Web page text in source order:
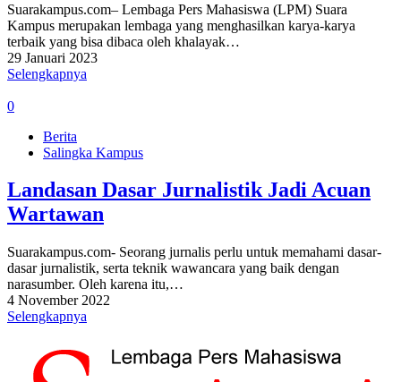
Suarakampus.com– Lembaga Pers Mahasiswa (LPM) Suara
Kampus merupakan lembaga yang menghasilkan karya-karya
terbaik yang bisa dibaca oleh khalayak…
29 Januari 2023
Selengkapnya
0
Berita
Salingka Kampus
Landasan Dasar Jurnalistik Jadi Acuan
Wartawan
Suarakampus.com- Seorang jurnalis perlu untuk memahami dasar-
dasar jurnalistik, serta teknik wawancara yang baik dengan
narasumber. Oleh karena itu,…
4 November 2022
Selengkapnya